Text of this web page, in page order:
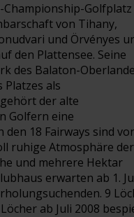
Golfplatz
von Tihany,
und Örvényes
den Plattensee. Seine
des Balaton-
Platzes als
der alte
Golfern eine
18 Fairways sind
ruhige Atmosphäre der
und mehrere Hektar
erwarten ab 1.
9
ab Juli 2008